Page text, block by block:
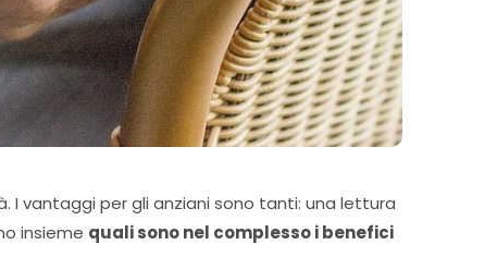
I vantaggi per gli anziani sono tanti: una lettura
insieme quali sono nel complesso i benefici